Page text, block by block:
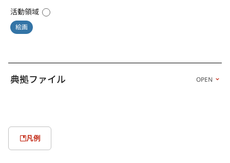
活動領域
絵画
典拠ファイル OPEN
凡例